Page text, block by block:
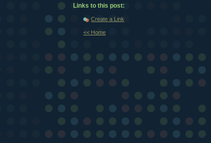
Links to this post:
Create a Link
<< Home